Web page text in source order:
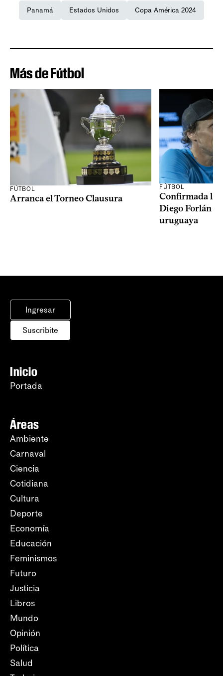
Panamá Estados Unidos Copa América 2024
Más de Fútbol
FÚTBOL
Arranca el Torneo Clausura
FÚTBOL
Confirmada la
Diego Forlán
uruguaya
Ingresar
Suscribite
Inicio
Portada
Áreas
Ambiente
Carnaval
Ciencia
Cotidiana
Cultura
Deporte
Economía
Educación
Feminismos
Futuro
Justicia
Libros
Mundo
Opinión
Política
Salud